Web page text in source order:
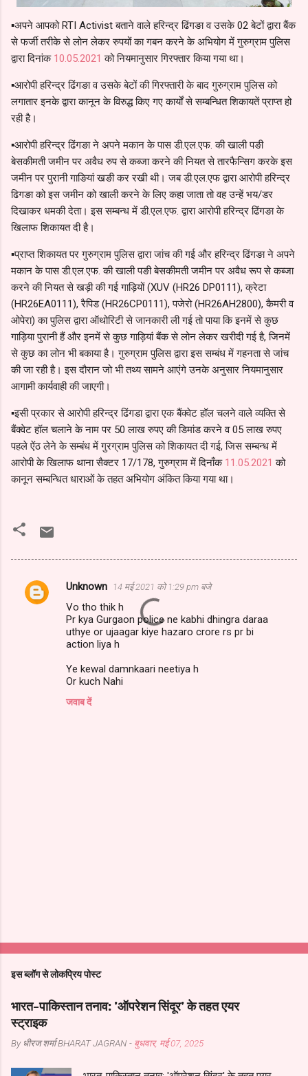
▪️अपने आपको RTI Activist बताने वाले हरिन्द्र ढिंगङा व उसके 02 बेटों द्वारा बैंक
से फर्जी तरीके से लोन लेकर रुपयों का गबन करने के अभियोग में गुरुग्राम पुलिस
द्वारा दिनांक 10.05.2021 को नियमानुसार गिरफ्तार किया गया था।
▪️आरोपी हरिन्द्र ढिंगङा व उसके बेटों की गिरफ्तारी के बाद गुरुग्राम पुलिस को
लगातार इनके द्वारा कानून के विरुद्ध किए गए कार्यों से सम्बन्धित शिकायतें प्राप्त हो
रही है।
▪️आरोपी हरिन्द्र ढिंगङा ने अपने मकान के पास डी.एल.एफ. की खाली पङी
बेसकीमती जमीन पर अवैध रुप से कब्जा करने की नियत से तारफैन्सिग करके इस
जमीन पर पुरानी गाङियां खङी कर रखी थी। जब डी.एल.एफ द्वारा आरोपी हरिन्द्र
ढिगङा को इस जमीन को खाली करने के लिए कहा जाता तो वह उन्हें भय/डर
दिखाकर धमकी देता। इस सम्बन्ध में डी.एल.एफ. द्वारा आरोपी हरिन्द्र ढिंगङा के
खिलाफ शिकायत दी है।
▪️प्राप्त शिकायत पर गुरुग्राम पुलिस द्वारा जांच की गई और हरिन्द्र ढिंगङा ने अपने
मकान के पास डी.एल.एफ. की खाली पङी बेसकीमती जमीन पर अवैध रूप से कब्जा
करने की नियत से खड़ी की गई गाड़ियों (XUV (HR26 DP0111), क्रेटा
(HR26EA0111), रैपिड (HR26CP0111), पजेरो (HR26AH2800), कैमरी व
ओपेरा) का पुलिस द्वारा ऑथोरिटी से जानकारी ली गई तो पाया कि इनमें से कुछ
गाड़िया पुरानी हैं और इनमें से कुछ गाड़ियां बैंक से लोन लेकर खरीदी गई है, जिनमें
से कुछ का लोन भी बकाया है। गुरुग्राम पुलिस द्वारा इस सम्बंध में गहनता से जांच
की जा रही है। इस दौरान जो भी तथ्य सामने आएंगे उनके अनुसार नियमानुसार
आगामी कार्यवाही की जाएगी।
▪️इसी प्रकार से आरोपी हरिन्द्र ढिंगडा द्वारा एक बैंक्वेट हॉल चलने वाले व्यक्ति से
बैंक्वेट हॉल चलाने के नाम पर 50 लाख रुपए की डिमांड करने व 05 लाख रुपए
पहले ऐंठ लेने के सम्बंध में गुरग्राम पुलिस को शिकायत दी गई, जिस सम्बन्ध में
आरोपी के खिलाफ थाना सैक्टर 17/178, गुरुग्राम में दिनाँक 11.05.2021 को
कानून सम्बन्धित धाराओं के तहत अभियोग अंकित किया गया था।
टि
Unknown 14 मई 2021 को 1:29 pm बजे
Vo tho thik h
Pr kya Gurgaon police ne kabhi dhingra daraa
uthye or ujaagar kiye hazaro crore rs pr bi
action liya h
Ye kewal damnkaari neetiya h
Or kuch Nahi
जवाब दें
प्प
जें
इस ब्लॉग से लोकप्रिय पोस्ट
भारत-पाकिस्तान तनाव: 'ऑपरेशन सिंदूर' के तहत एयर
स्ट्राइक
By धीरज शर्माBHARAT JAGRAN - बुधवार, मई 07, 2025